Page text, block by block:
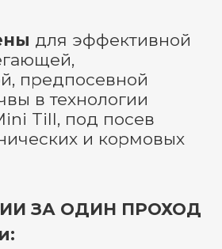
для эффективной
предпосевной
в технологии
Till, под посев
и кормовых
ЗА ОДИН ПРОХОД